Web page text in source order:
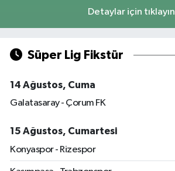
Detaylar için tıklayın
Süper Lig Fikstür
14 Ağustos, Cuma
Galatasaray - Çorum FK
15 Ağustos, Cumartesi
Konyaspor - Rizespor